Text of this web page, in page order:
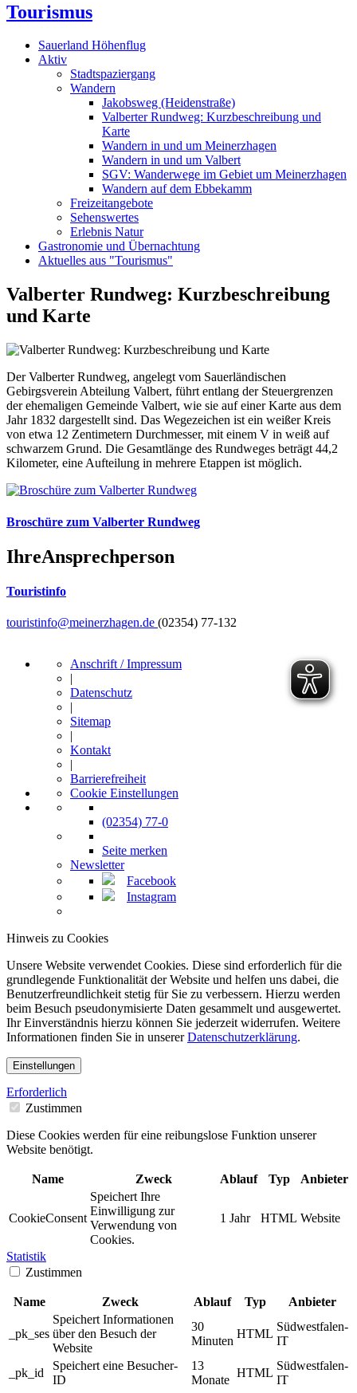
Tourismus
Sauerland Höhenflug
Aktiv
Stadtspaziergang
Wandern
Jakobsweg (Heidenstraße)
Valberter Rundweg: Kurzbeschreibung und
Karte
Wandern in und um Meinerzhagen
Wandern in und um Valbert
SGV: Wanderwege im Gebiet um Meinerzhagen
Wandern auf dem Ebbekamm
Freizeitangebote
Sehenswertes
Erlebnis Natur
Gastronomie und Übernachtung
Aktuelles aus "Tourismus"
Valberter Rundweg: Kurzbeschreibung
und Karte
Der Valberter Rundweg, angelegt vom Sauerländischen
Gebirgsverein Abteilung Valbert, führt entlang der Steuergrenzen
der ehemaligen Gemeinde Valbert, wie sie auf einer Karte aus dem
Jahr 1832 dargestellt sind. Das Wegezeichen ist ein weißer Kreis
von etwa 12 Zentimetern Durchmesser, mit einem V in weiß auf
schwarzem Grund. Die Gesamtlänge des Rundweges beträgt 44,2
Kilometer, eine Aufteilung in mehrere Etappen ist möglich.
Broschüre zum Valberter Rundweg
IhreAnsprechperson
Touristinfo
touristinfo@meinerzhagen.de (02354) 77-132
Anschrift / Impressum
|
Datenschutz
|
Sitemap
|
Kontakt
|
Barrierefreiheit
Cookie Einstellungen
(02354) 77-0
Seite merken
Newsletter
Facebook
Instagram
Hinweis zu Cookies
Unsere Website verwendet Cookies. Diese sind erforderlich für die
grundlegende Funktionalität der Website und helfen uns dabei, die
Benutzerfreundlichkeit stetig für Sie zu verbessern. Hierzu werden
beim Besuch pseudonymisierte Daten gesammelt und ausgewertet.
Ihr Einverständnis hierzu können Sie jederzeit widerrufen. Weitere
Informationen finden Sie in unsererDatenschutzerklärung.
Einstellungen
Erforderlich
Zustimmen
Diese Cookies werden für eine reibungslose Funktion unserer
Website benötigt.
Name Zweck Ablauf Typ Anbieter
CookieConsent
Speichert Ihre
Einwilligung zur
Verwendung von
Cookies.
1 Jahr HTML Website
Statistik
Zustimmen
Name Zweck Ablauf Typ Anbieter
_pk_ses
Speichert Informationen
über den Besuch der
Website
30
Minuten
HTML
Südwestfalen-
IT
_pk_id
Speichert eine Besucher-
ID
13
Monate
HTML
Südwestfalen-
IT